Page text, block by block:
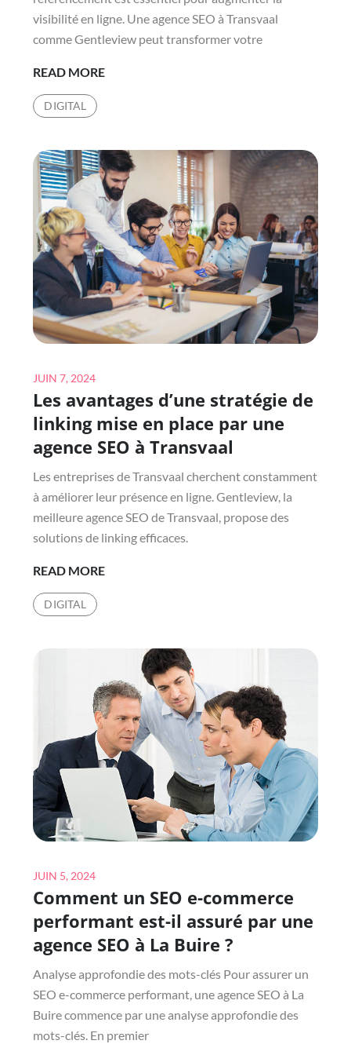
visibilité en ligne. Une agence SEO à Transvaal
comme Gentleview peut transformer votre
READ MORECOMMENT
À
TRANSVAAL
PEUT-
ELLE
OPTIMISER
VOTRE
CONTENU
POUR
UN
MEILLEUR
DIGITAL
Posted
on
JUIN 7, 2024
Les avantages d’une stratégie de
linking mise en place par une
agence SEO à Transvaal
Les entreprises de Transvaal cherchent constamment
à améliorer leur présence en ligne. Gentleview, la
meilleure agence SEO de Transvaal, propose des
solutions de linking efficaces.
READ MORELES
LINKING
MISE
EN
PLACE
PAR
UNE
AGENCE
DIGITAL
Posted
on
JUIN 5, 2024
Comment un SEO e-commerce
performant est-il assuré par une
agence SEO à La Buire ?
Analyse approfondie des mots-clés Pour assurer un
SEO e-commerce performant, une agence SEO à La
Buire commence par une analyse approfondie des
mots-clés. En premier